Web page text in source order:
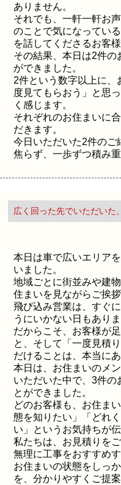
ありません。
それでも、一軒一軒お
のことで気になってい
を話してくださるお客
その結果、本日は2件の
ができました。
2件という数字以上に、
度見てもらおう」と思
く感じます。
それぞれのお住まいに
だきます。
今日いただいた2件のご
焦らず、一歩ずつ積み
広く回った先でいただいた
本日は車で広いエリア
いました。
地域ごとに街並みや建
住まいを見ながらご挨
飛び込み営業は、すぐ
うにいかない日もありま
だからこそ、お客様が
と、そして「一度見積
だけることは、本当に
本日は、お住まいのメ
いただいた中で、3件の
とができました。
どのお客様も、お住ま
態を知りたい」「どれ
い」というお気持ちが
私たちは、お見積りを
無理に工事をおすすめ
お住まいの状態をしっ
を、分かりやすくご提